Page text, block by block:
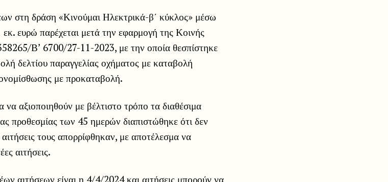
στη δράση «Κινούμαι Ηλεκτρικά-β΄ κύκλος» μέσω
ευρώ παρέχεται μετά την εφαρμογή της Κοινής
Β’ 6700/27-11-2023, με την οποία θεσπίστηκε
δελτίου παραγγελίας οχήματος με καταβολή
με προκαταβολή.
να αξιοποιηθούν με βέλτιστο τρόπο τα διαθέσιμα
προθεσμίας των 45 ημερών διαπιστώθηκε ότι δεν
τους απορρίφθηκαν, με αποτέλεσμα να
αιτήσεις.
αιτήσεων είναι η 4/4/2024 και αιτήσεις μπορούν να